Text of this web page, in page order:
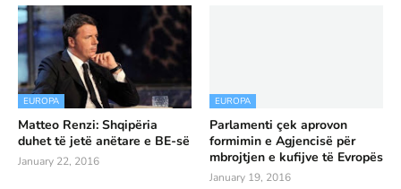
EUROPA
Matteo Renzi: Shqipëria
duhet të jetë anëtare e BE-së
January 22, 2016
EUROPA
Parlamenti çek aprovon
formimin e Agjencisë për
mbrojtjen e kufijve të Evropës
January 19, 2016